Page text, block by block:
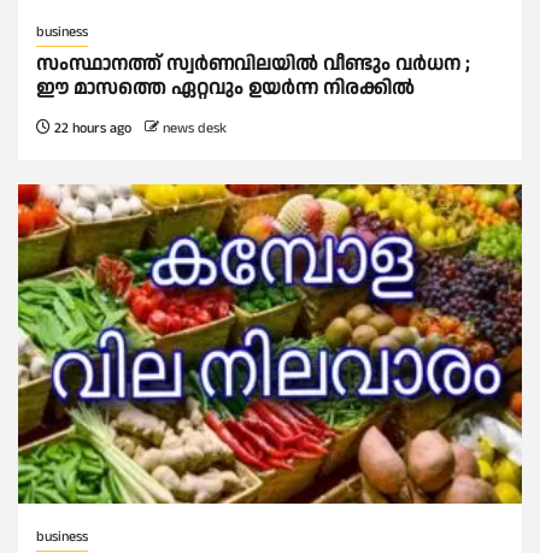
business
സംസ്ഥാനത്ത് സ്വര്‍ണവിലയില്‍ വീണ്ടും വര്‍ധന ;
ഈ മാസത്തെ ഏറ്റവും ഉയര്‍ന്ന നിരക്കില്‍
22 hours ago news desk
business